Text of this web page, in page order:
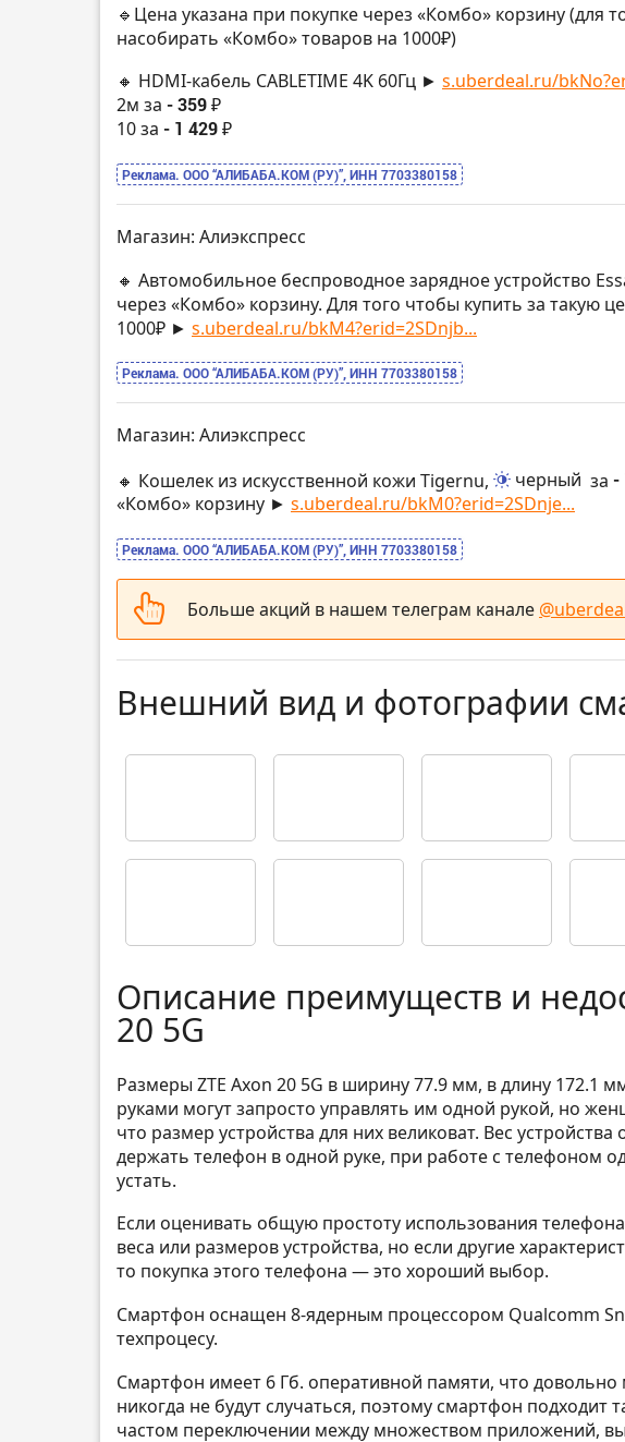
🔹Цена указана при покупке через «Комбо» корзину (для
насобирать «Комбо» товаров на 1000₽)
🔸 HDMI-кабель CABLETIME 4K 60Гц ► s.uberdeal.ru/
2м за - 359 ₽
10 за - 1 429 ₽
Реклама. ООО “АЛИБАБА.КОМ (РУ)”, ИНН 7703380158
Магазин: Алиэкспресс
🔸 Автомобильное беспроводное зарядное устройство
через «Комбо» корзину. Для того чтобы купить за такую
1000₽ ► s.uberdeal.ru/bkM4?erid=2SDnjb...
Реклама. ООО “АЛИБАБА.КОМ (РУ)”, ИНН 7703380158
Магазин: Алиэкспресс
🔸 Кошелек из искусственной кожи Tigernu,
черный за -
«Комбо» корзину ► s.uberdeal.ru/bkM0?erid=2SDnje...
Реклама. ООО “АЛИБАБА.КОМ (РУ)”, ИНН 7703380158
Больше акций в нашем телеграм канале
Внешний вид и фотографии
Описание преимуществ и
20 5G
Размеры ZTE Axon 20 5G в ширину 77.9 мм, в длину
руками могут запросто управлять им одной рукой, но
что размер устройства для них великоват. Вес
держать телефон в одной руке, при работе с телефоном
устать.
Если оценивать общую простоту использования
веса или размеров устройства, но если другие
то покупка этого телефона — это хороший выбор.
Смартфон оснащен 8-ядерным процессором Qualcomm
техпроцесу.
Смартфон имеет 6 Гб. оперативной памяти, что довольно
никогда не будут случаться, поэтому смартфон подходит
частом переключении между множеством приложений, вы